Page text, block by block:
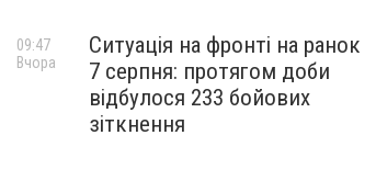
Ситуація на фронті на ранок
7 серпня: протягом доби
відбулося 233 бойових
зіткнення
09:47
Вчора